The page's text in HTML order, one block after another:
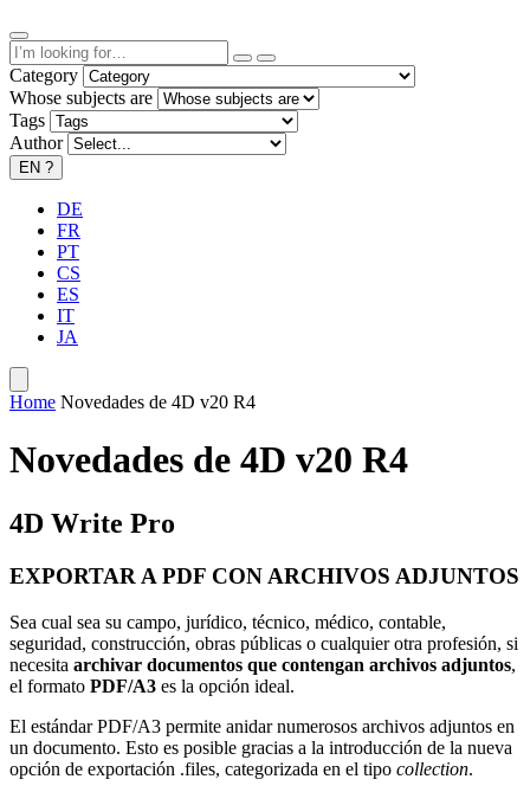
Category
Whose subjects are
Tags
Author
EN ?
DE
FR
PT
CS
ES
IT
JA
Home Novedades de 4D v20 R4
Novedades de 4D v20 R4
4D Write Pro
EXPORTAR A PDF CON ARCHIVOS ADJUNTOS
Sea cual sea su campo, jurídico, técnico, médico, contable,
seguridad, construcción, obras públicas o cualquier otra profesión, si
necesita archivar documentos que contengan archivos adjuntos,
el formato PDF/A3 es la opción ideal.
El estándar PDF/A3 permite anidar numerosos archivos adjuntos en
un documento. Esto es posible gracias a la introducción de la nueva
opción de exportación .files, categorizada en el tipo collection.